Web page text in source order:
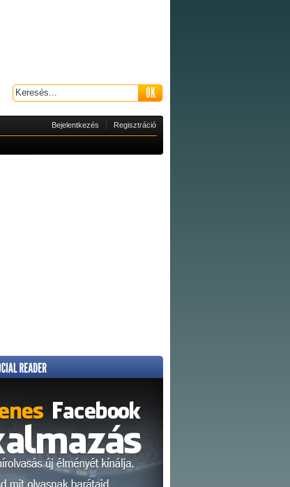
Bejelentkezés Regisztráció